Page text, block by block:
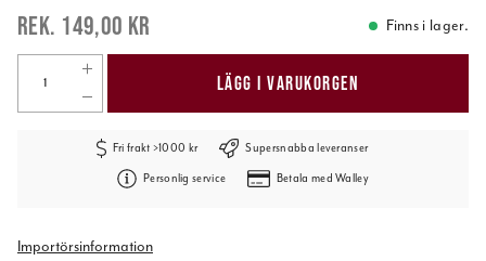
149,00 kr Finns i lager.
LÄGG I VARUKORGEN
Fri frakt >1000 kr Supersnabba leveranser
Personlig service Betala med Walley
Importörsinformation